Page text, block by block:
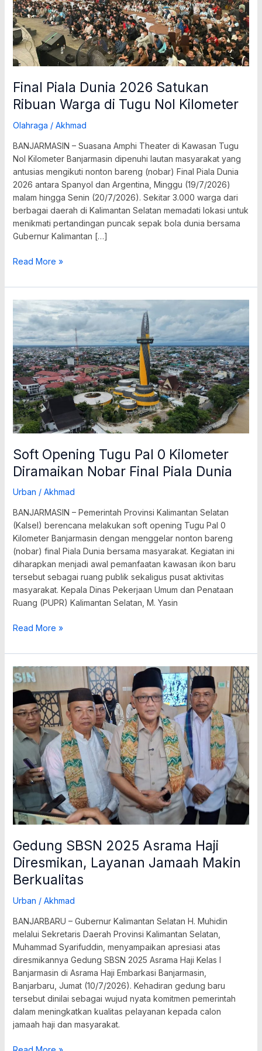
Final Piala Dunia 2026 Satukan
Ribuan Warga di Tugu Nol Kilometer
Olahraga / Akhmad
BANJARMASIN – Suasana Amphi Theater di Kawasan Tugu
Nol Kilometer Banjarmasin dipenuhi lautan masyarakat yang
antusias mengikuti nonton bareng (nobar) Final Piala Dunia
2026 antara Spanyol dan Argentina, Minggu (19/7/2026)
malam hingga Senin (20/7/2026). Sekitar 3.000 warga dari
berbagai daerah di Kalimantan Selatan memadati lokasi untuk
menikmati pertandingan puncak sepak bola dunia bersama
Gubernur Kalimantan […]
Nol
Kilometer
Read More »
Soft Opening Tugu Pal 0 Kilometer
Diramaikan Nobar Final Piala Dunia
Urban / Akhmad
BANJARMASIN – Pemerintah Provinsi Kalimantan Selatan
(Kalsel) berencana melakukan soft opening Tugu Pal 0
Kilometer Banjarmasin dengan menggelar nonton bareng
(nobar) final Piala Dunia bersama masyarakat. Kegiatan ini
diharapkan menjadi awal pemanfaatan kawasan ikon baru
tersebut sebagai ruang publik sekaligus pusat aktivitas
masyarakat. Kepala Dinas Pekerjaan Umum dan Penataan
Ruang (PUPR) Kalimantan Selatan, M. Yasin
Soft
Opening
Tugu
Pal
0
Kilometer
Diramaikan
Nobar
Final
Piala
Dunia
Read More »
Gedung SBSN 2025 Asrama Haji
Diresmikan, Layanan Jamaah Makin
Berkualitas
Urban / Akhmad
BANJARBARU – Gubernur Kalimantan Selatan H. Muhidin
melalui Sekretaris Daerah Provinsi Kalimantan Selatan,
Muhammad Syarifuddin, menyampaikan apresiasi atas
diresmikannya Gedung SBSN 2025 Asrama Haji Kelas I
Banjarmasin di Asrama Haji Embarkasi Banjarmasin,
Banjarbaru, Jumat (10/7/2026). Kehadiran gedung baru
tersebut dinilai sebagai wujud nyata komitmen pemerintah
dalam meningkatkan kualitas pelayanan kepada calon
jamaah haji dan masyarakat.
Gedung
SBSN
Asrama
Haji
Diresmikan,
Layanan
Jamaah
Makin
Berkualitas